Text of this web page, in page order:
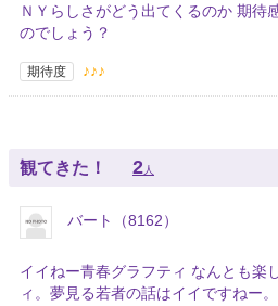
ＮＹらしさがどう出てくるのか 期待
のでしょう？
期待度 ♪♪♪
観てきた！ 2 人
バート（8162）
イイねー青春グラフティ なんとも楽
ィ。夢見る若者の話はイイですねー